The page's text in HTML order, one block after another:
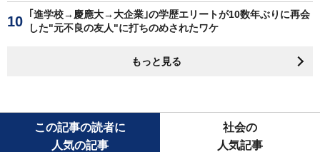
｢進学校→慶應大→大企業｣の学歴エリートが10数年ぶりに再会
した"元不良の友人"に打ちのめされたワケ
もっと見る
この記事の読者に
人気の記事
社会の
人気記事